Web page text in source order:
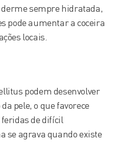
sempre hidratada,
pode aumentar a coceira
locais.
podem desenvolver
pele, o que favorece
de difícil
se agrava quando existe